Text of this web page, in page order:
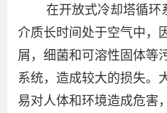
在开放式冷却塔循环
介质长时间处于空气中，
屑，细菌和可溶性固体等
系统，造成较大的损失。
易对人体和环境造成危害